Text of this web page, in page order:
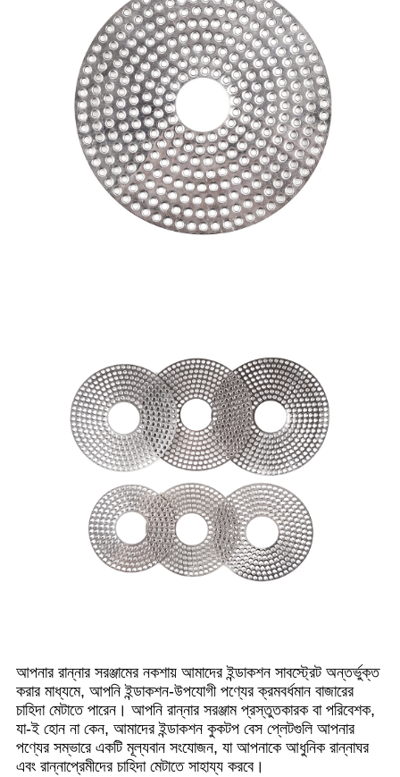
আপনার রান্নার সরঞ্জামের নকশায় আমাদের ইন্ডাকশন সাবস্ট্রেট অন্তর্ভুক্ত
করার মাধ্যমে, আপনি ইন্ডাকশন-উপযোগী পণ্যের ক্রমবর্ধমান বাজারের
চাহিদা মেটাতে পারেন। আপনি রান্নার সরঞ্জাম প্রস্তুতকারক বা পরিবেশক,
যা-ই হোন না কেন, আমাদের ইন্ডাকশন কুকটপ বেস প্লেটগুলি আপনার
পণ্যের সম্ভারে একটি মূল্যবান সংযোজন, যা আপনাকে আধুনিক রান্নাঘর
এবং রান্নাপ্রেমীদের চাহিদা মেটাতে সাহায্য করবে।